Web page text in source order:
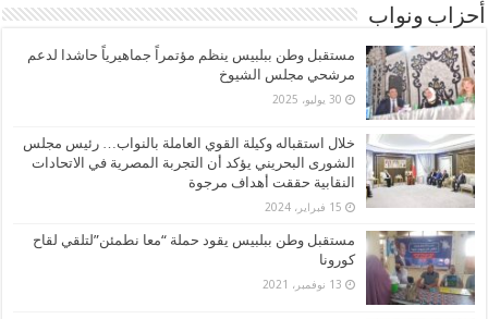
أحزاب ونواب
مستقبل وطن ببلبيس ينظم مؤتمراً جماهيرياً حاشدا لدعم
مرشحي مجلس الشيوخ
30 يوليو، 2025
خلال استقباله وكيلة القوي العاملة بالنواب… رئيس مجلس
الشورى البحريني يؤكد أن التجربة المصرية في الاتحادات
النقابية حققت أهداف مرجوة
15 فبراير، 2024
مستقبل وطن ببلبيس يقود حملة “معا نطمئن”لتلقي لقاح
كورونا
13 نوفمبر، 2021